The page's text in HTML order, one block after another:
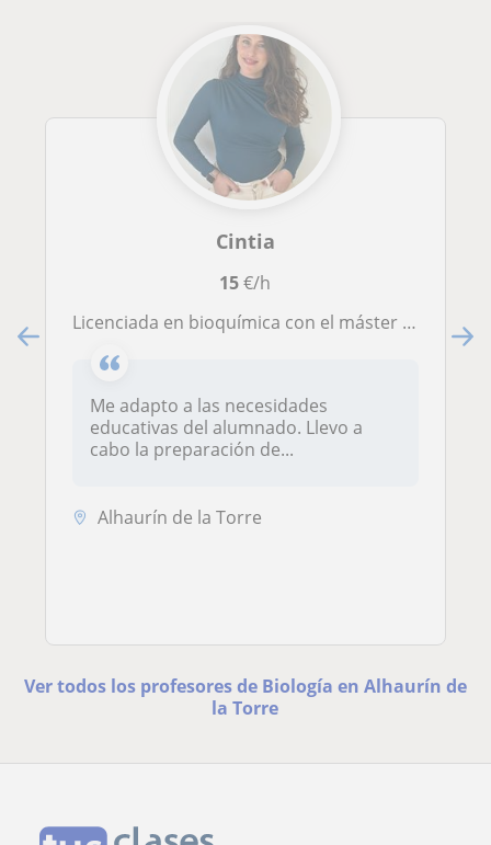
Cintia
15€/h
Licenciada en bioquímica con el máster en formación del profesorado ofrece clases de química, matemáticas y biología a nivel de selectividad
Me adapto a las necesidades
educativas del alumnado. Llevo a
cabo la preparación de...
Alhaurín de la Torre
Ver todos los profesores de Biología en Alhaurín de
la Torre